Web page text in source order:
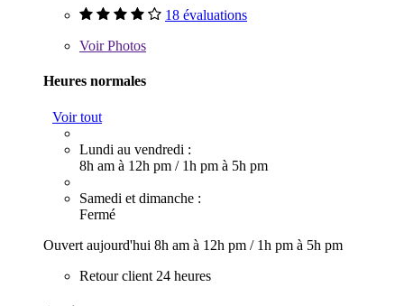
18 évaluations
VoirPhotos
Heures normales
Voir tout
Lundi au vendredi :
8h am à 12h pm / 1h pm à 5h pm
Samedi et dimanche :
Fermé
Ouvert aujourd'hui 8h am à 12h pm / 1h pm à 5h pm
Retour client 24 heures